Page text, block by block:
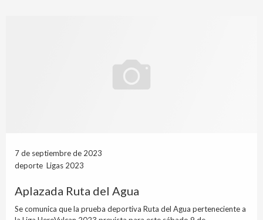
7 de septiembre de 2023
deporte Ligas 2023
Aplazada Ruta del Agua
Se comunica que la prueba deportiva Ruta del Agua perteneciente a